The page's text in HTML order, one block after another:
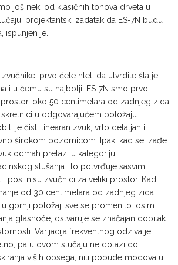
još neki od klasičnih tonova drveta u
projektantski zadatak da ES-7N budu
ispunjen je.
zvučnike, prvo ćete hteti da utvrdite šta je
i u čemu su najbolji. ES-7N smo prvo
oko 50 centimetara od zadnjeg zida
u odgovarajućem položaju.
je čist, linearan zvuk, vrlo detaljan i
širokom pozornicom. Ipak, kad se izađe
odmah prelazi u kategoriju
slušanja. To potvrđuje sasvim
nisu zvučnici za veliki prostor. Kad
od 30 centimetara od zadnjeg zida i
gornji položaj, sve se promenilo: osim
glasnoće, ostvaruje se značajan dobitak
Varijacija frekventnog odziva je
pa u ovom slučaju ne dolazi do
viših opsega, niti pobude modova u